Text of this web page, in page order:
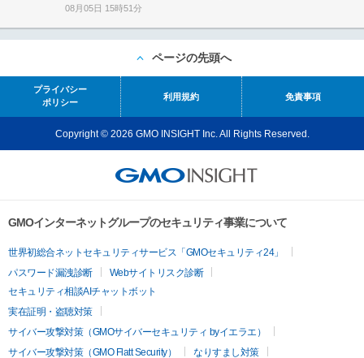
08月05日 15時51分
ページの先頭へ
プライバシー
ポリシー
利用規約 免責事項
Copyright © 2026 GMO INSIGHT Inc. All Rights Reserved.
GMOインターネットグループのセキュリティ事業について
世界初総合ネットセキュリティサービス「GMOセキュリティ24」
パスワード漏洩診断
Webサイトリスク診断
セキュリティ相談AIチャットボット
実在証明・盗聴対策
サイバー攻撃対策（GMOサイバーセキュリティ byイエラエ）
サイバー攻撃対策（GMO Flatt Security）
なりすまし対策